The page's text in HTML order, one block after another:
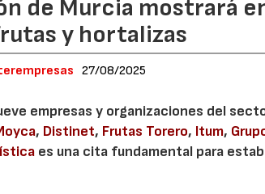
de Murcia mostrará
y hortalizas
27/08/2025
empresas y organizaciones del
, Distinet, Frutas Torero, Itum,
es una cita fundamental para